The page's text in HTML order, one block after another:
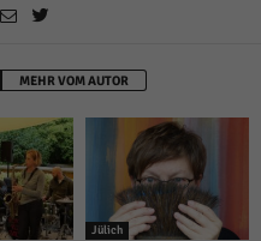
MEHR VOM AUTOR
Jülich